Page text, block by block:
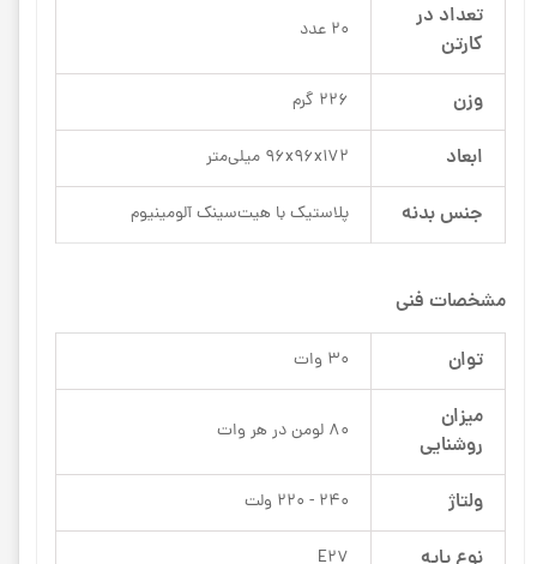
تعداد در
کارتن
20 عدد
وزن 226 گرم
ابعاد 96x96x172 میلی‌متر
جنس بدنه پلاستیک با هیت‌سینک آلومینیوم
مشخصات فنی
توان 30 وات
میزان
روشنایی
80 لومن در هر وات
ولتاژ 240 - 220 ولت
E27